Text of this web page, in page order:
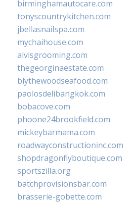
birminghamautocare.com
tonyscountrykitchen.com
jbellasnailspa.com
mychaihouse.com
alvisgrooming.com
thegeorginaestate.com
blythewoodseafood.com
paolosdelibangkok.com
bobacove.com
phoone24brookfield.com
mickeybarmama.com
roadwayconstructioninc.com
shopdragonflyboutique.com
sportszilla.org
batchprovisionsbar.com
brasserie-gobette.com